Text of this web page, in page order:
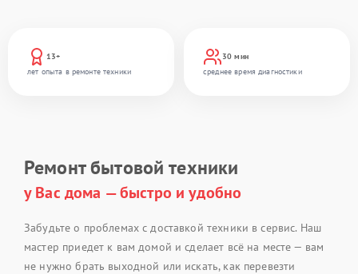
13+
лет опыта в ремонте техники
30 мин
среднее время диагностики
Ремонт бытовой техники
у Вас дома — быстро и удобно
Забудьте о проблемах с доставкой техники в сервис. Наш
мастер приедет к вам домой и сделает всё на месте — вам
не нужно брать выходной или искать, как перевезти